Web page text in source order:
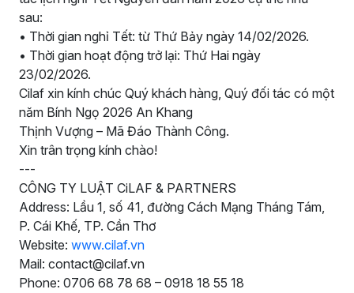
Liên
Hệ
sau:
• Thời gian nghỉ Tết: từ Thứ Bảy ngày 14/02/2026.
• Thời gian hoạt động trở lại: Thứ Hai ngày
23/02/2026.
Cilaf xin kính chúc Quý khách hàng, Quý đối tác có một
năm Bính Ngọ 2026 An Khang
Thịnh Vượng – Mã Đáo Thành Công.
Xin trân trọng kính chào!
---
CÔNG TY LUẬT CiLAF & PARTNERS
Address: Lầu 1, số 41, đường Cách Mạng Tháng Tám,
P. Cái Khế, TP. Cần Thơ
Website: www.cilaf.vn
Mail: contact@cilaf.vn
Phone: 0706 68 78 68 – 0918 18 55 18